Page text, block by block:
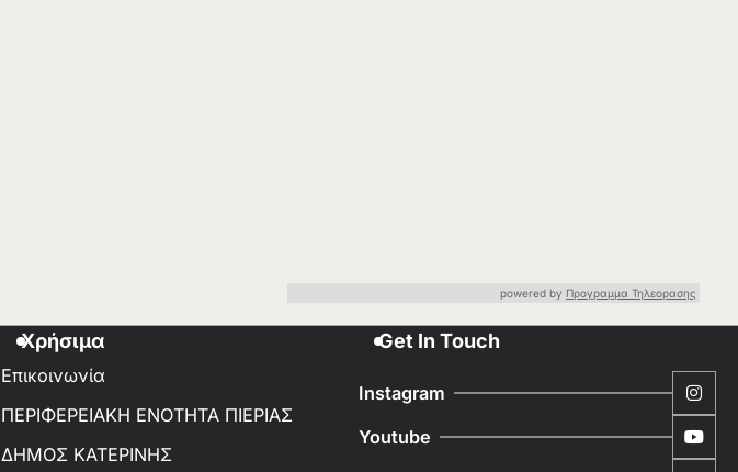
powered by Προγραμμα Τηλεορασης
Χρήσιμα
Επικοινωνία
ΠΕΡΙΦΕΡΕΙΑΚΗ ΕΝΟΤΗΤΑ ΠΙΕΡΙΑΣ
ΔΗΜΟΣ ΚΑΤΕΡΙΝΗΣ
Get In Touch
Instagram
Youtube